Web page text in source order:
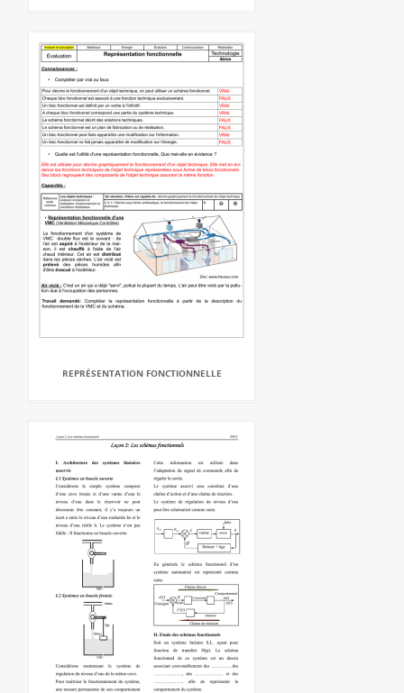
REPRÉSENTATION FONCTIONNELLE